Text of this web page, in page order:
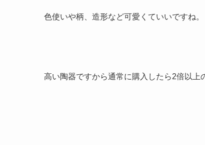
色使いや柄、造形など可愛くていいですね。
高い陶器ですから通常に購入したら2倍以上